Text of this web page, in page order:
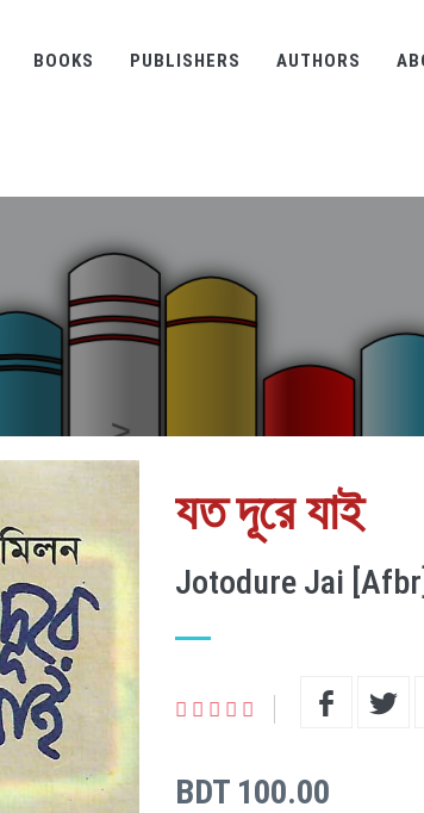
BOOKS PUBLISHERS AUTHORS
যত দূরে যাই
Jotodure Jai
BDT 100.00